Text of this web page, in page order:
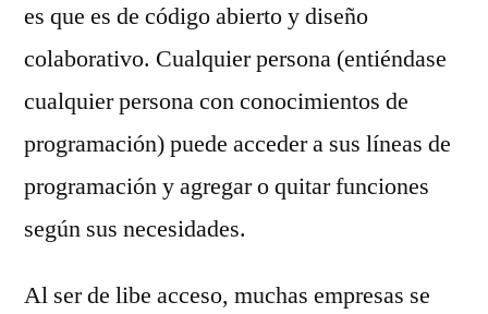
es que es de código abierto y diseño
colaborativo. Cualquier persona (entiéndase
cualquier persona con conocimientos de
programación) puede acceder a sus líneas de
programación y agregar o quitar funciones
según sus necesidades.
Al ser de libe acceso, muchas empresas se